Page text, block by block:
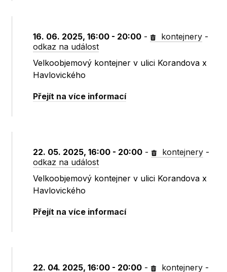
16. 06. 2025, 16:00 - 20:00 - kontejnery -
odkaz na událost
Velkoobjemový kontejner v ulici Korandova x
Havlovického
Přejít na více informací
22. 05. 2025, 16:00 - 20:00 - kontejnery -
odkaz na událost
Velkoobjemový kontejner v ulici Korandova x
Havlovického
Přejít na více informací
22. 04. 2025, 16:00 - 20:00 - kontejnery -